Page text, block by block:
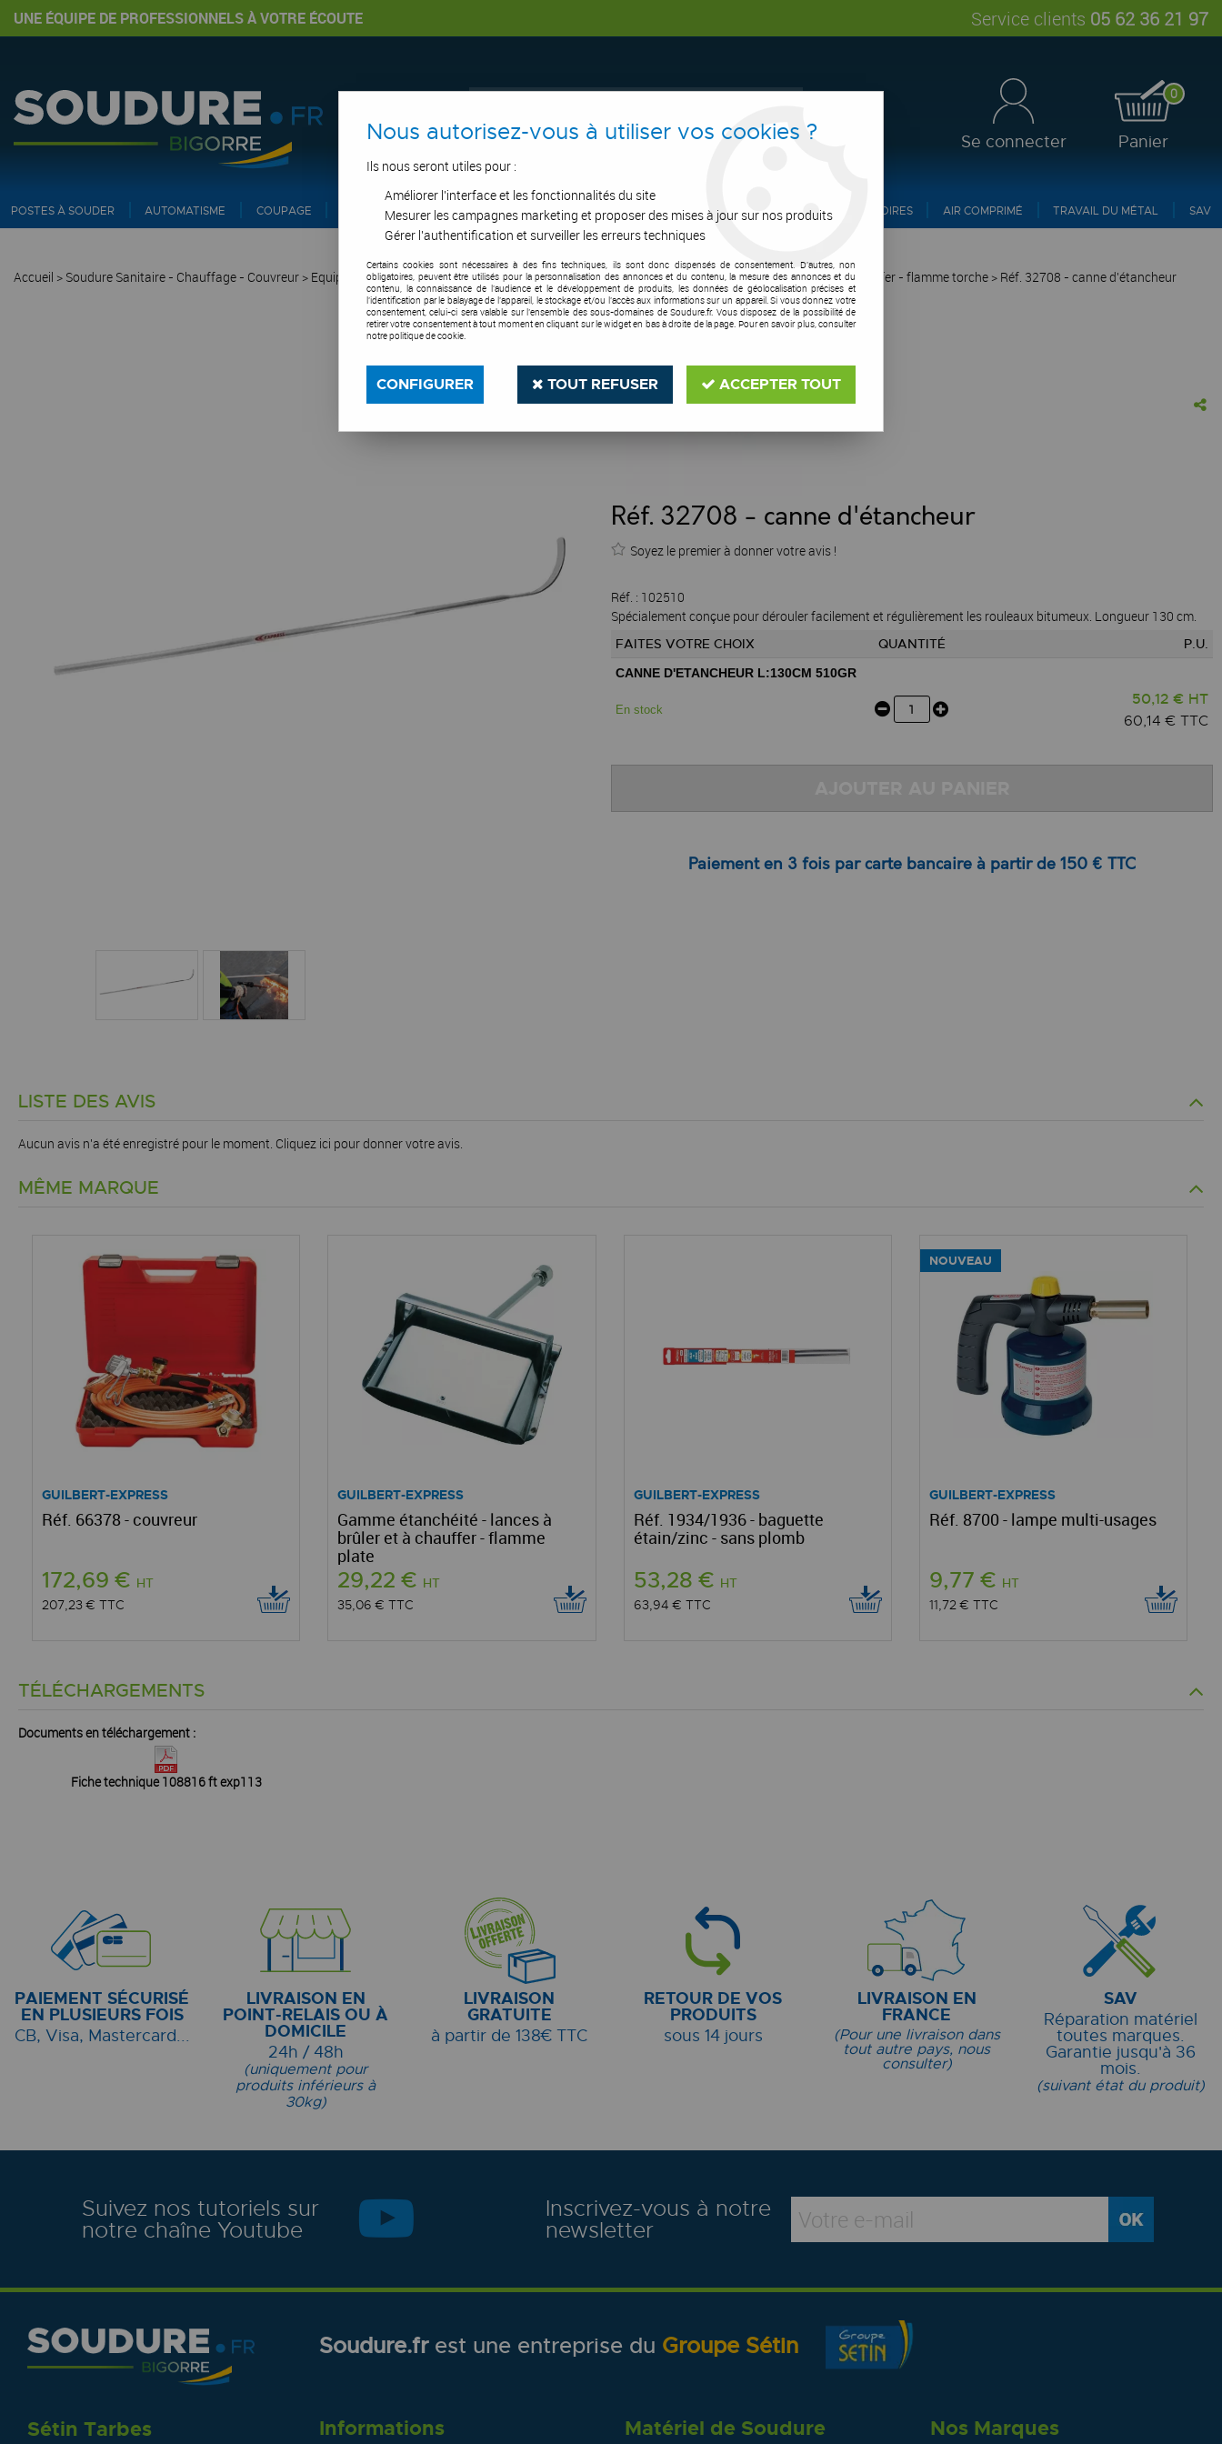
UNE ÉQUIPE DE PROFESSIONNELS À VOTRE ÉCOUTE Service clients 05 62 36 21 97
Se connecter
0
Panier
POSTES À SOUDER AUTOMATISME COUPAGE PIPE ET INERTAGE ASPIRATION OUTILS DE COUPE SOUDURE E.P.I ACCESSOIRES AIR COMPRIMÉ TRAVAIL DU MÉTAL SAV
Accueil > Soudure Sanitaire - Chauffage - Couvreur > Equipements & Accessoires >Gamme professionnelle > Gamme étanchéité - lances à brûler et à chauffer - flamme torche > Réf. 32708 - canne d'étancheur
Réf. 32708 - canne d'étancheur
Soyez le premier à donner votre avis !
Réf. : 102510
Spécialement conçue pour dérouler facilement et régulièrement les rouleaux bitumeux. Longueur 130 cm.
FAITES VOTRE CHOIX QUANTITÉ P.U.
CANNE D'ETANCHEUR L:130CM 510GR
En stock
50,12 € HT
60,14 € TTC
Paiement en 3 fois par carte bancaire à partir de 150 € TTC
LISTE DES AVIS
Aucun avis n'a été enregistré pour le moment. Cliquez ici pour donner votre avis.
MÊME MARQUE
GUILBERT-EXPRESS
Réf. 66378 - couvreur
172,69 € HT
207,23 € TTC
GUILBERT-EXPRESS
Gamme étanchéité - lances à
brûler et à chauffer - flamme
plate
29,22 € HT
35,06 €TTC
GUILBERT-EXPRESS
Réf. 1934/1936 - baguette
étain/zinc - sans plomb
53,28 € HT
63,94 € TTC
NOUVEAU
GUILBERT-EXPRESS
Réf. 8700 - lampe multi-usages
9,77 € HT
11,72 € TTC
TÉLÉCHARGEMENTS
Documents en téléchargement :
Fiche technique 108816 ft exp113
PAIEMENT SÉCURISÉ
EN PLUSIEURS FOIS
CB, Visa, Mastercard...
LIVRAISON EN
POINT-RELAIS OU À
DOMICILE
24h / 48h
(uniquement pour
produits inférieurs à
30kg)
LIVRAISON
GRATUITE
à partir de 138€ TTC
RETOUR DE VOS
PRODUITS
sous 14 jours
LIVRAISON EN
FRANCE
(Pour une livraison dans
tout autre pays, nous
consulter)
SAV
Réparation matériel
toutes marques.
Garantie jusqu'à 36
mois.
(suivant état du produit)
Suivez nos tutoriels sur
notre chaîne Youtube
Inscrivez-vous à notre
newsletter
Soudure.frest une entreprise du Groupe Sétin
Sétin Tarbes Informations Matériel de Soudure Nos Marques
Nous autorisez-vous à utiliser vos cookies ?
Ils nous seront utiles pour :
Améliorer l'interface et les fonctionnalités du site
Mesurer les campagnes marketing et proposer des mises à jour sur nos produits
Gérer l'authentification et surveiller les erreurs techniques
Certains cookies sont nécessaires à des fins techniques, ils sont donc dispensés de consentement. D'autres, non
obligatoires, peuvent être utilisés pour la personnalisation des annonces et du contenu, la mesure des annonces et du
contenu, la connaissance de l'audience et le développement de produits, les données de géolocalisation précises et
l'identification par le balayage de l'appareil, le stockage et/ou l'accès aux informations sur un appareil. Si vous donnez votre
consentement, celui-ci sera valable sur l’ensemble des sous-domaines de Soudure.fr. Vous disposez de la possibilité de
retirer votre consentement à tout moment en cliquant sur le widget en bas à droite de la page. Pour en savoir plus, consulter
notre politique de cookie.
CONFIGURER TOUT REFUSER ACCEPTER TOUT